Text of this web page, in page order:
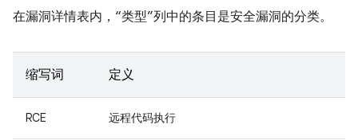
在漏洞详情表内，“类型”列中的条目是安全漏洞的分类。
缩写词 定义
RCE 远程代码执行